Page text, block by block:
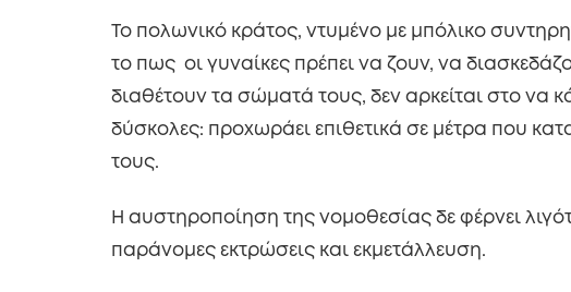
Το πολωνικό κράτος, ντυμένο με μπόλικο
το πως οι γυναίκες πρέπει να ζουν, να
διαθέτουν τα σώματά τους, δεν αρκείται στο να
δύσκολες: προχωράει επιθετικά σε μέτρα που
τους.
Η αυστηροποίηση της νομοθεσίας δε φέρνει
παράνομες εκτρώσεις και εκμετάλλευση.